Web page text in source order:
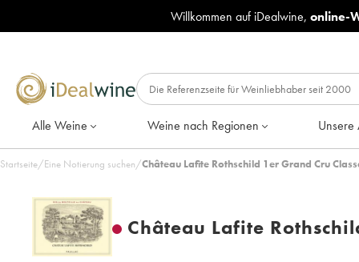
Willkommen auf iDealwine, online-
Alle Weine Weine nach Regionen Unsere
Startseite/Eine Notierung suchen/Château Lafite Rothschild 1er Grand Cru
Château Lafite